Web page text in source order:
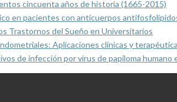
cincuenta años de historia (1665-2015)
en pacientes con anticuerpos
Trastornos del Sueño en Universitarios
Aplicaciones clínicas y
de infección por virus de papiloma